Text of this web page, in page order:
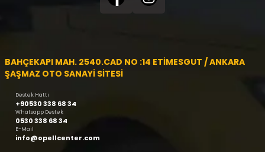
BAHÇEKAPI MAH. 2540.CAD NO :14 ETİMESGUT / ANKARA
ŞAŞMAZ OTO SANAYİ SİTESİ
Destek Hattı
+90530 338 68 34
Whatsapp Destek
0530 338 68 34
E-Mail
info@opellcenter.com